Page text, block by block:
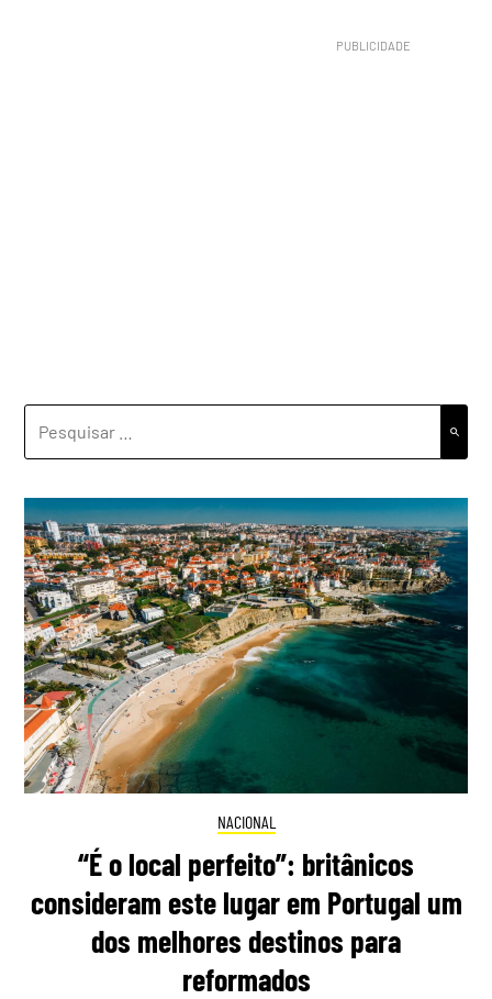
POR:
NACIONAL
“É o local perfeito”: britânicos
consideram este lugar em Portugal um
dos melhores destinos para
reformados